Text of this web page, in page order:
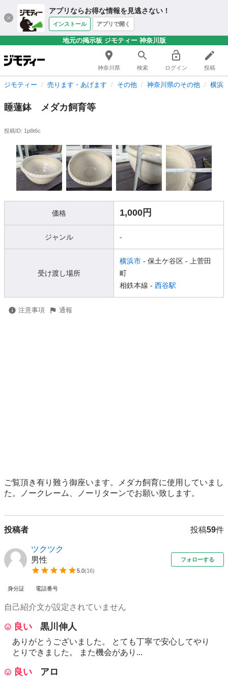
アプリならお得な情報を見逃さない！
インストール アプリで開く
地元の掲示板 ジモティー 神奈川版
神奈川県 検索 ログイン 投稿
ジモティー 売ります・あげます その他 神奈川県のその他 横浜
睡蓮鉢 メダカ飼育等
投稿ID: 1p8t6c
価格 1,000円
ジャンル -
受け渡し場所
横浜市 - 保土ケ谷区 - 上菅田
町
相鉄本線 - 西谷駅
注意事項 通報
ご覧頂き有り難う御座います。メダカ飼育に使用していまし
た。ノークレーム、ノーリターンでお願い致します。
投稿者 投稿59件
ツクツク
男性
5.0(16)
フォローする
身分証 電話番号
自己紹介文が設定されていません
良い 黒川伸人
ありがとうございました。 とても丁寧で安心してやり
とりできました。 また機会があり...
良い アロ